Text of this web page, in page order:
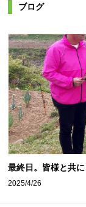
ブログ
最終日。皆様と共に
2025/4/26